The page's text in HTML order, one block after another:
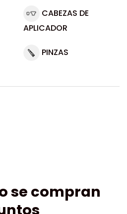
CABEZAS DE
APLICADOR
PINZAS
se compran